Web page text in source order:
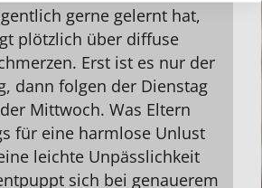
gerne gelernt hat,
plötzlich über diffuse
Erst ist es nur der
dann folgen der Dienstag
Mittwoch. Was Eltern
für eine harmlose Unlust
leichte Unpässlichkeit
sich bei genauerem